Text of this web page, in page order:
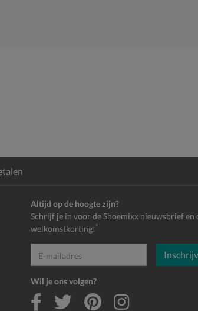
Altijd op de hoogte zijn?
Schrijf je in voor de Shoemixx nieuwsbrief en
welkomstkorting! *
E-mailadres
Wil je ons volgen?